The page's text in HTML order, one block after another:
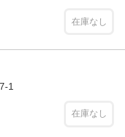
在庫なし
1
在庫なし